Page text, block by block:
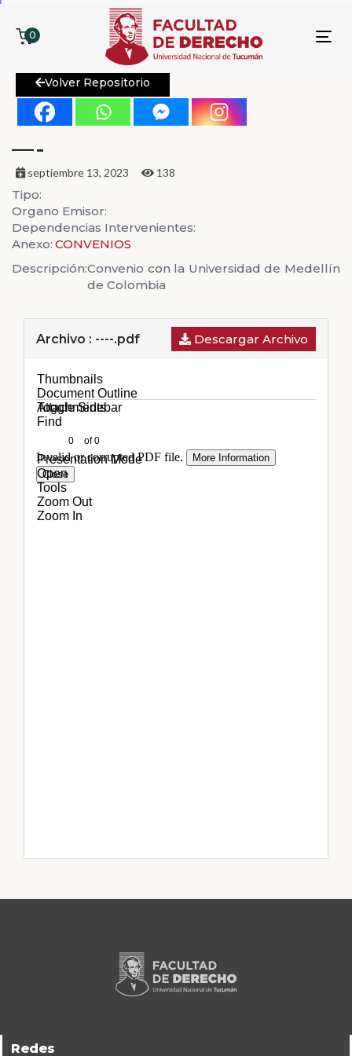
0
Volver Repositorio
—-
septiembre 13, 2023 138
Tipo:
Organo Emisor:
Dependencias Intervenientes:
Anexo: CONVENIOS
Descripción:Convenio con la Universidad de Medellín
de Colombia
Archivo : ----.pdf Descargar Archivo
Redes